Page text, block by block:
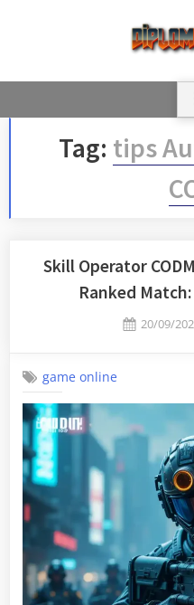
Tag: tips
Skill Operator
Ranked
Posted
20/09/
game online